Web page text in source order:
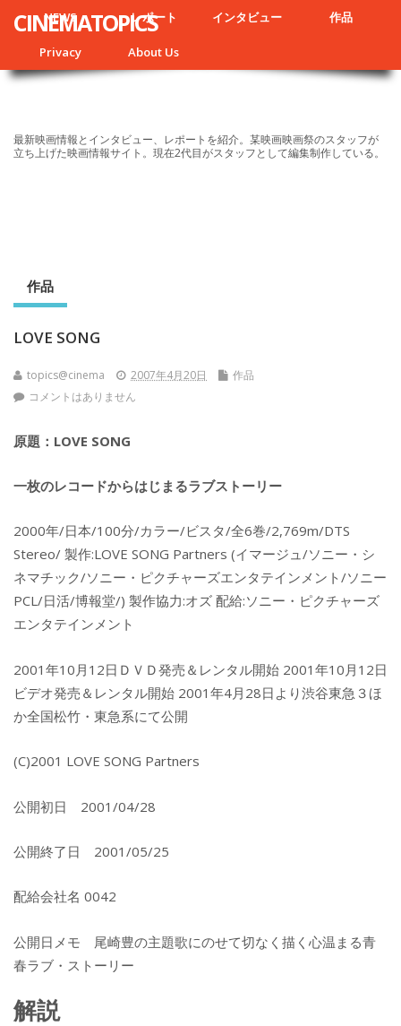
NEWS レポート インタビュー 作品
Privacy About Us
CINEMATOPICS
最新映画情報とインタビュー、レポートを紹介。某映画映画祭のスタッフが
立ち上げた映画情報サイト。現在2代目がスタッフとして編集制作している。
作品
LOVE SONG
topics@cinema 2007年4月20日
作品
コメントはありません
原題：LOVE SONG
一枚のレコードからはじまるラブストーリー
2000年/日本/100分/カラー/ビスタ/全6巻/2,769m/DTS
Stereo/ 製作:LOVE SONG Partners (イマージュ/ソニー・シ
ネマチック/ソニー・ピクチャーズエンタテインメント/ソニー
PCL/日活/博報堂/) 製作協力:オズ 配給:ソニー・ピクチャーズ
エンタテインメント
2001年10月12日ＤＶＤ発売＆レンタル開始 2001年10月12日
ビデオ発売＆レンタル開始 2001年4月28日より渋谷東急３ほ
か全国松竹・東急系にて公開
(C)2001 LOVE SONG Partners
公開初日 2001/04/28
公開終了日 2001/05/25
配給会社名 0042
公開日メモ 尾崎豊の主題歌にのせて切なく描く心温まる青
春ラブ・ストーリー
解説